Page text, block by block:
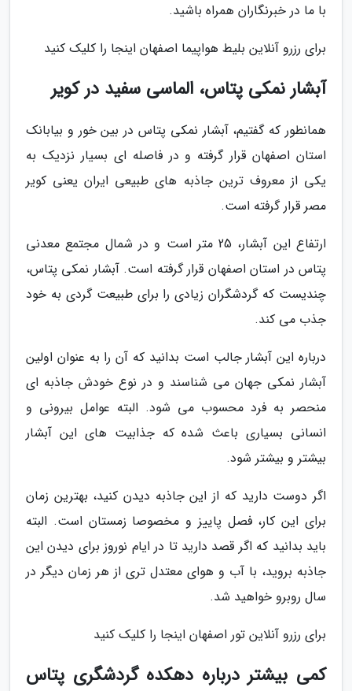
با ما در خبرنگاران همراه باشید.
برای رزرو آنلاین بلیط هواپیما اصفهان اینجا را کلیک کنید
آبشار نمکی پتاس، الماسی سفید در کویر
همانطور که گفتیم، آبشار نمکی پتاس در بین خور و بیابانک
استان اصفهان قرار گرفته و در فاصله ای بسیار نزدیک به
یکی از معروف ترین جاذبه های طبیعی ایران یعنی کویر
مصر قرار گرفته است.
ارتفاع این آبشار، 25 متر است و در شمال مجتمع معدنی
پتاس در استان اصفهان قرار گرفته است. آبشار نمکی پتاس،
چندیست که گردشگران زیادی را برای طبیعت گردی به خود
جذب می کند.
درباره این آبشار جالب است بدانید که آن را به عنوان اولین
آبشار نمکی جهان می شناسند و در نوع خودش جاذبه ای
منحصر به فرد محسوب می شود. البته عوامل بیرونی و
انسانی بسیاری باعث شده که جذابیت های این آبشار
بیشتر و بیشتر شود.
اگر دوست دارید که از این جاذبه دیدن کنید، بهترین زمان
برای این کار، فصل پاییز و مخصوصا زمستان است. البته
باید بدانید که اگر قصد دارید تا در ایام نوروز برای دیدن این
جاذبه بروید، با آب و هوای معتدل تری از هر زمان دیگر در
سال روبرو خواهید شد.
برای رزرو آنلاین تور اصفهان اینجا را کلیک کنید
کمی بیشتر درباره دهکده گردشگری پتاس